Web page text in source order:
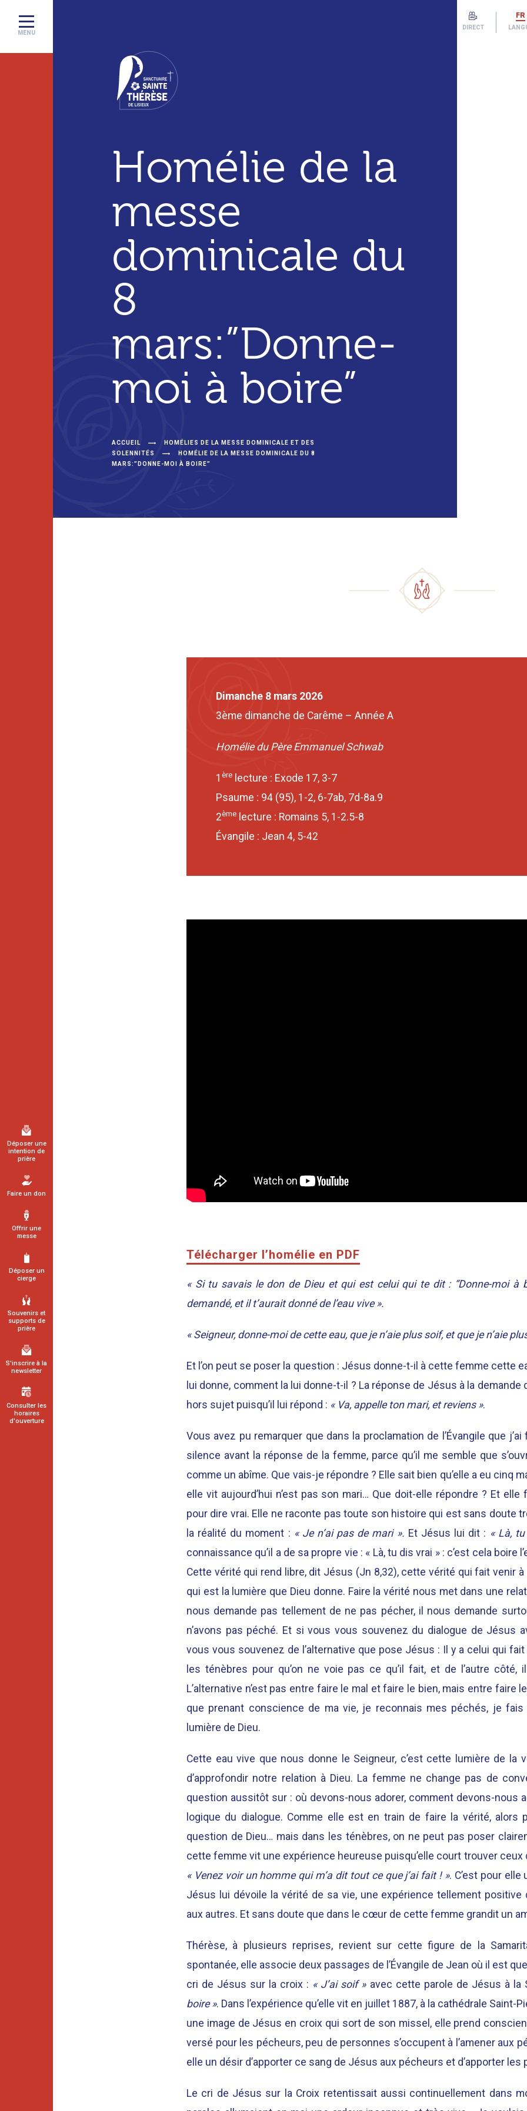
MENU
Déposer une
intention de
prière
Faire un don
Offrir une
messe
Déposer un
cierge
Souvenirs et
supports de
prière
S'inscrire à la
newsletter
Consulter les
horaires
d'ouverture
DIRECT
FR
Lisieux
–
Basilique
Thérèse
Homélie de la
messe
dominicale du
8
mars:”Donne-
moi à boire”
ACCUEIL
HOMÉLIES DE LA MESSE DOMINICALE ET DES
SOLENNITÉS
HOMÉLIE DE LA MESSE DOMINICALE DU 8
MARS:”DONNE-MOI À BOIRE”
Dimanche 8 mars 2026
3ème dimanche de Carême – Année A
Homélie du Père Emmanuel Schwab
1 ère lecture : Exode 17, 3-7
Psaume : 94 (95), 1-2, 6-7ab, 7d-8a.9
2ème lecture : Romains 5, 1-2.5-8
Évangile : Jean 4, 5-42
Télécharger l’homélie en PDF
« Si tu savais le don de Dieu et qui est celui qui te dit : “Donne-moi à
demandé, et il t’aurait donné de l’eau vive ».
« Seigneur, donne-moi de cette eau, que je n’aie plus soif, et que je n’aie
Et l’on peut se poser la question : Jésus donne-t-il à cette femme cette
lui donne, comment la lui donne-t-il ? La réponse de Jésus à la
hors sujet puisqu’il lui répond : « Va, appelle ton mari, et reviens ».
Vous avez pu remarquer que dans la proclamation de l’Évangile que
silence avant la réponse de la femme, parce qu’il me semble que
comme un abîme. Que vais-je répondre ? Elle sait bien qu’elle a eu cinq
elle vit aujourd’hui n’est pas son mari… Que doit-elle répondre ? Et
pour dire vrai. Elle ne raconte pas toute son histoire qui est sans doute
la réalité du moment : « Je n’ai pas de mari ». Et Jésus lui dit : « Là,
connaissance qu’il a de sa propre vie : « Là, tu dis vrai » : c’est cela boire
Cette vérité qui rend libre, dit Jésus (Jn 8,32), cette vérité qui fait venir à
qui est la lumière que Dieu donne. Faire la vérité nous met dans une
nous demande pas tellement de ne pas pécher, il nous demande
n’avons pas péché. Et si vous vous souvenez du dialogue de Jésus
vous vous souvenez de l’alternative que pose Jésus : Il y a celui qui
les ténèbres pour qu’on ne voie pas ce qu’il fait, et de l’autre
L’alternative n’est pas entre faire le mal et faire le bien, mais entre faire
que prenant conscience de ma vie, je reconnais mes péchés, je
lumière de Dieu.
Cette eau vive que nous donne le Seigneur, c’est cette lumière de la
d’approfondir notre relation à Dieu. La femme ne change pas de
question aussitôt sur : où devons-nous adorer, comment devons-nous
logique du dialogue. Comme elle est en train de faire la vérité, alors
question de Dieu… mais dans les ténèbres, on ne peut pas poser
cette femme vit une expérience heureuse puisqu’elle court trouver ceux
« Venez voir un homme qui m’a dit tout ce que j’ai fait ! ». C’est pour
Jésus lui dévoile la vérité de sa vie, une expérience tellement positive
aux autres. Et sans doute que dans le cœur de cette femme grandit un
Thérèse, à plusieurs reprises, revient sur cette figure de la
spontanée, elle associe deux passages de l’Évangile de Jean où il est
cri de Jésus sur la croix : « J’ai soif »avec cette parole de Jésus à la
boire ». Dans l’expérience qu’elle vit en juillet 1887, à la cathédrale Saint-
une image de Jésus en croix qui sort de son missel, elle prend
versé pour les pécheurs, peu de personnes s’occupent à l’amener aux
elle un désir d’apporter ce sang de Jésus aux pécheurs et d’apporter
Le cri de Jésus sur la Croix retentissait aussi continuellement dans